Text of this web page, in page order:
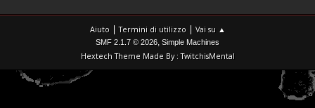
Aiuto |Termini di utilizzo | Vai su ▲
SMF 2.1.7 © 2026, Simple Machines
Hextech Theme Made By : TwitchisMental